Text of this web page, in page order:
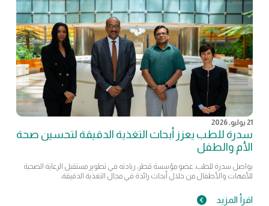
21 يوليو, 2026
سدرة للطب يعزز أبحاث التغذية الدقيقة لتحسين صحة
الأم والطفل
يواصل سدرة للطب، عضو مؤسسة قطر، ريادته في تطوير مستقبل الرعاية الصحية
للأمهات والأطفال من خلال أبحاث رائدة في مجال التغذية الدقيقة،
اقرأ المزيد